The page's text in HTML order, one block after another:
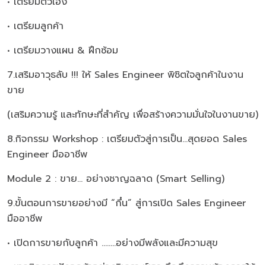
• เตรียมลูกค้า
• เตรียมวางแผน & ฝึกซ้อม
7.เสริมอาวุธลับ !!! ให้ Sales Engineer พิชิตใจลูกค้าในงาน
ขาย
(เสริมความรู้ และทักษะที่สำคัญ เพื่อสร้างความมั่นใจในงานขาย)
8.กิจกรรม Workshop : เตรียมตัวสู่การเป็น...สุดยอด Sales
Engineer มืออาชีพ
Module 2 : ขาย... อย่างชาญฉลาด (Smart Selling)
9.ขั้นตอนการขายอย่างมี “กึ๋น” สู่การเปิด Sales Engineer
มืออาชีพ
• เปิดการขายกับลูกค้า ........อย่างมีพลังและมีความสุข